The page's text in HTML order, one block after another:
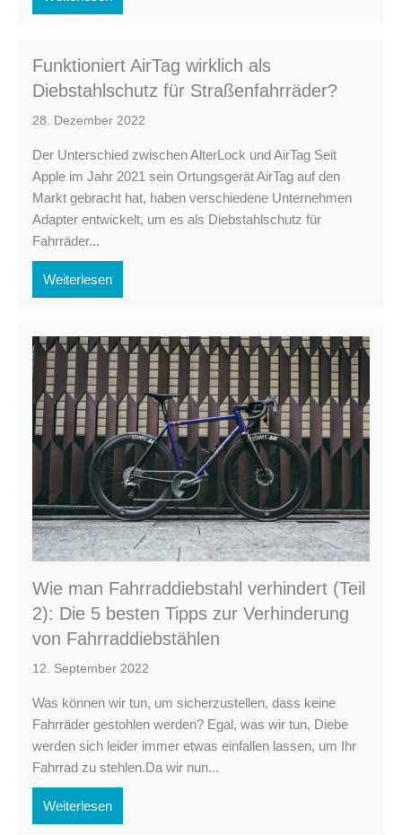
Funktioniert AirTag wirklich als
Diebstahlschutz für Straßenfahrräder?
28. Dezember 2022
Der Unterschied zwischen AlterLock und AirTag Seit
Apple im Jahr 2021 sein Ortungsgerät AirTag auf den
Markt gebracht hat, haben verschiedene Unternehmen
Adapter entwickelt, um es als Diebstahlschutz für
Fahrräder...
Weiterlesen
Wie man Fahrraddiebstahl verhindert (Teil
2): Die 5 besten Tipps zur Verhinderung
von Fahrraddiebstählen
12. September 2022
Was können wir tun, um sicherzustellen, dass keine
Fahrräder gestohlen werden? Egal, was wir tun, Diebe
werden sich leider immer etwas einfallen lassen, um Ihr
Fahrrad zu stehlen.Da wir nun...
Weiterlesen